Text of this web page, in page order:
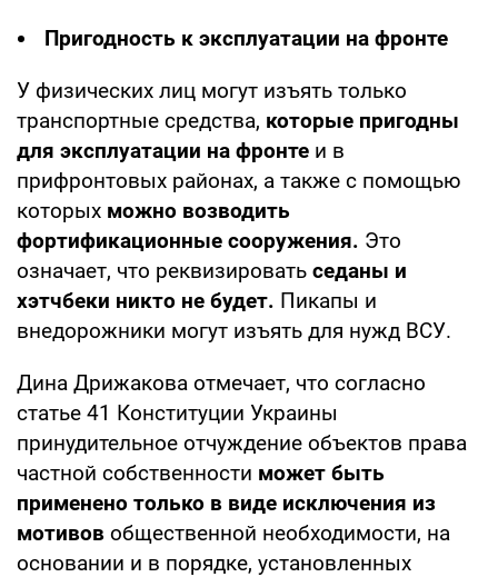
Пригодность к эксплуатации на фронте
У физических лиц могут изъять только
транспортные средства, которые пригодны
для эксплуатации на фронте и в
прифронтовых районах, а также с помощью
которых можно возводить
фортификационные сооружения. Это
означает, что реквизировать седаны и
хэтчбеки никто не будет. Пикапы и
внедорожники могут изъять для нужд ВСУ.
Дина Дрижакова отмечает, что согласно
статье 41 Конституции Украины
принудительное отчуждение объектов права
частной собственности может быть
применено только в виде исключения из
мотивов общественной необходимости, на
основании и в порядке, установленных